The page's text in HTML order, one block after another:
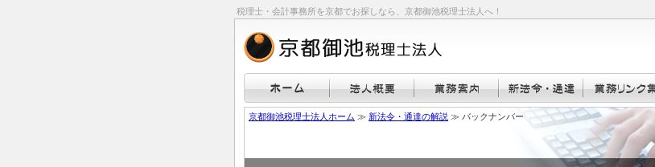
税理士・会計事務所を京都でお探しなら、京都御池税理士法人へ！
京都御池税理士法人ホーム ≫ 新法令・通達の解説 ≫ バックナンバー